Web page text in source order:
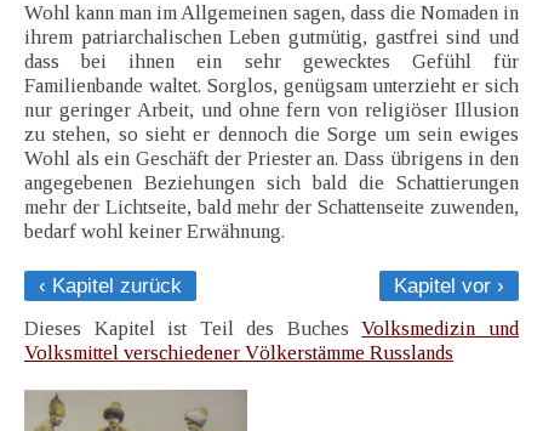
Wohl kann man im Allgemeinen sagen, dass die Nomaden in
ihrem patriarchalischen Leben gutmütig, gastfrei sind und
dass bei ihnen ein sehr gewecktes Gefühl für
Familienbande waltet. Sorglos, genügsam unterzieht er sich
nur geringer Arbeit, und ohne fern von religiöser Illusion
zu stehen, so sieht er dennoch die Sorge um sein ewiges
Wohl als ein Geschäft der Priester an. Dass übrigens in den
angegebenen Beziehungen sich bald die Schattierungen
mehr der Lichtseite, bald mehr der Schattenseite zuwenden,
bedarf wohl keiner Erwähnung.
‹ Kapitel zurück
Kapitel vor ›
Dieses Kapitel ist Teil des BuchesVolksmedizin und
Volksmittel verschiedener Völkerstämme Russlands